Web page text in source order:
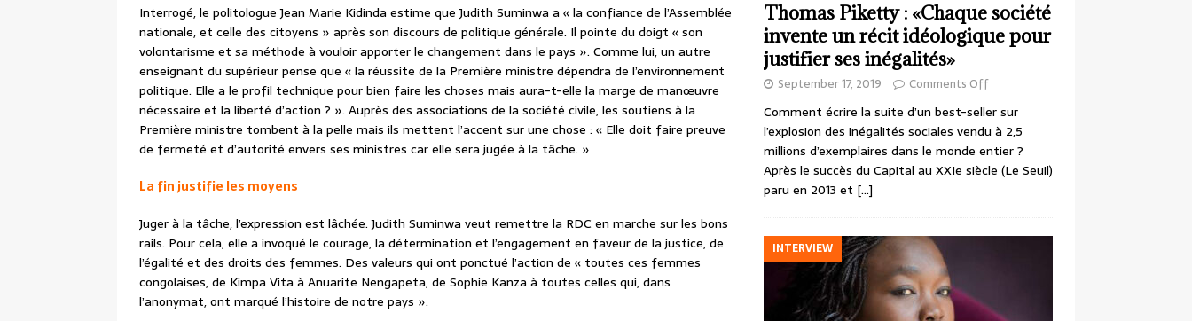
Interrogé, le politologue Jean Marie Kidinda estime que Judith Suminwa a « la confiance de l’Assemblée
nationale, et celle des citoyens » après son discours de politique générale. Il pointe du doigt « son
volontarisme et sa méthode à vouloir apporter le changement dans le pays ». Comme lui, un autre
enseignant du supérieur pense que « la réussite de la Première ministre dépendra de l’environnement
politique. Elle a le profil technique pour bien faire les choses mais aura-t-elle la marge de manœuvre
nécessaire et la liberté d’action ? ». Auprès des associations de la société civile, les soutiens à la
Première ministre tombent à la pelle mais ils mettent l’accent sur une chose : « Elle doit faire preuve
de fermeté et d’autorité envers ses ministres car elle sera jugée à la tâche. »
La fin justifie les moyens
Juger à la tâche, l’expression est lâchée. Judith Suminwa veut remettre la RDC en marche sur les bons
rails. Pour cela, elle a invoqué le courage, la détermination et l’engagement en faveur de la justice, de
l’égalité et des droits des femmes. Des valeurs qui ont ponctué l’action de « toutes ces femmes
congolaises, de Kimpa Vita à Anuarite Nengapeta, de Sophie Kanza à toutes celles qui, dans
l’anonymat, ont marqué l’histoire de notre pays ».
Thomas Piketty : «Chaque société
invente un récit idéologique pour
justifier ses inégalités»
September 17, 2019 Comments Off
Comment écrire la suite d’un best-seller sur
l’explosion des inégalités sociales vendu à 2,5
millions d’exemplaires dans le monde entier ?
Après le succès du Capital au XXIe siècle (Le Seuil)
paru en 2013 et […]
INTERVIEW